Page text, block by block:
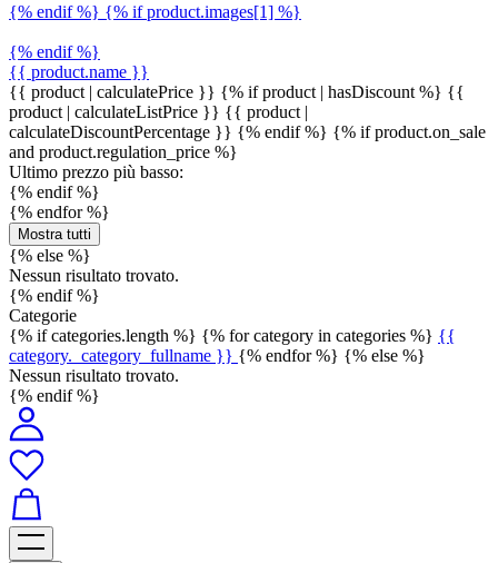
{% endif %} {% if product.images[1] %}
{% endif %}
{{ product.name }}
{{ product | calculatePrice }} {% if product | hasDiscount %} {{
product | calculateListPrice }} {{ product |
calculateDiscountPercentage }} {% endif %} {% if product.on_sale
and product.regulation_price %}
Ultimo prezzo più basso:
{% endif %}
{% endfor %}
Mostra tutti
{% else %}
Nessun risultato trovato.
{% endif %}
Categorie
{% if categories.length %} {% for category in categories %} {{
category._category_fullname }} {% endfor %} {% else %}
Nessun risultato trovato.
{% endif %}